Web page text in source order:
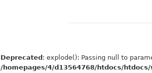
Deprecated : explode(): Passing null to
/homepages/4/d13564768/htdocs/